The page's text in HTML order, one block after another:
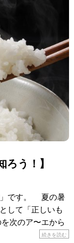
う！】
」です。 夏の暑
して「正しいも
次のア〜エから
続きを読む